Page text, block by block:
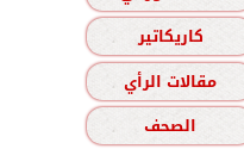
كاريكاتير
مقالات الرأي
الصحف